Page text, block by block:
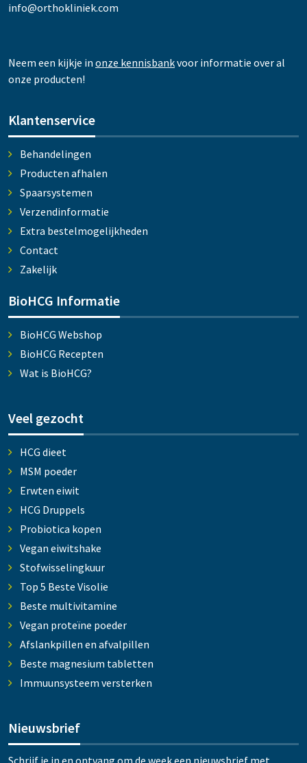
info@orthokliniek.com
Neem een kijkje in onze kennisbankvoor informatie over al
onze producten!
Klantenservice
Behandelingen
Producten afhalen
Spaarsystemen
Verzendinformatie
Extra bestelmogelijkheden
Contact
Zakelijk
BioHCG Informatie
BioHCG Webshop
BioHCG Recepten
Wat is BioHCG?
Veel gezocht
HCG dieet
MSM poeder
Erwten eiwit
HCG Druppels
Probiotica kopen
Vegan eiwitshake
Stofwisselingkuur
Top 5 Beste Visolie
Beste multivitamine
Vegan proteïne poeder
Afslankpillen en afvalpillen
Beste magnesium tabletten
Immuunsysteem versterken
Nieuwsbrief